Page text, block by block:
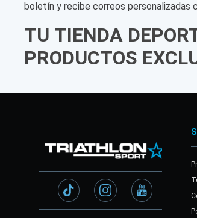
boletín y recibe correos personalizadas
TU TIENDA
PRODUCTOS